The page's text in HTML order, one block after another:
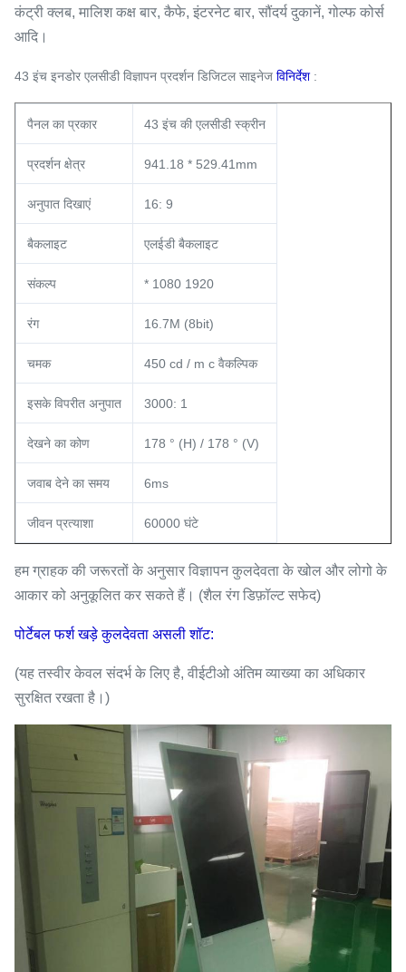
कंट्री क्लब, मालिश कक्ष बार, कैफे, इंटरनेट बार, सौंदर्य दुकानें, गोल्फ कोर्स
आदि।
43 इंच इनडोर एलसीडी विज्ञापन प्रदर्शन डिजिटल साइनेज विनिर्देश:
पैनल का प्रकार 43 इंच की एलसीडी स्क्रीन
प्रदर्शन क्षेत्र 941.18 * 529.41mm
अनुपात दिखाएं 16: 9
बैकलाइट एलईडी बैकलाइट
संकल्प * 1080 1920
रंग 16.7M (8bit)
चमक 450 cd / m c वैकल्पिक
इसके विपरीत अनुपात 3000: 1
देखने का कोण 178 ° (H) / 178 ° (V)
जवाब देने का समय 6ms
जीवन प्रत्याशा 60000 घंटे
हम ग्राहक की जरूरतों के अनुसार विज्ञापन कुलदेवता के खोल और लोगो के
आकार को अनुकूलित कर सकते हैं। (शैल रंग डिफ़ॉल्ट सफेद)
पोर्टेबल फर्श खड़े कुलदेवता असली शॉट:
(यह तस्वीर केवल संदर्भ के लिए है, वीईटीओ अंतिम व्याख्या का अधिकार
सुरक्षित रखता है।)